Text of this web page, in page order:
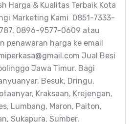
Harga & Kualitas Terbaik Kota
Marketing Kami 0851-7333-
0896-9577-0609 atau
penawaran harga ke email
Jual Besi
Jawa Timur. Bagi
Besuk, Dringu,
Kraksaan, Krejengan,
Lumbang, Maron, Paiton,
Sukapura, Sumber,